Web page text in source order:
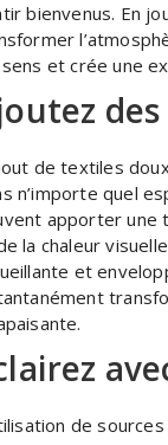
bienvenus. En
et crée une
de textiles
n’importe quel
apporter une
la chaleur
et
de